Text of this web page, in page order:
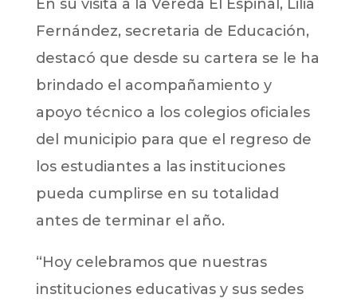
En su visita a la Vereda El Espinal, Lilia
Fernández, secretaria de Educación,
destacó que desde su cartera se le ha
brindado el acompañamiento y
apoyo técnico a los colegios oficiales
del municipio para que el regreso de
los estudiantes a las instituciones
pueda cumplirse en su totalidad
antes de terminar el año.
“Hoy celebramos que nuestras
instituciones educativas y sus sedes